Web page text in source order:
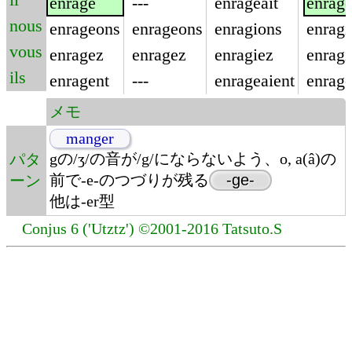
nous
vous
ils
enrageons
enragez
enragent
enrageons
enragez
---
enragions
enragiez
enrageaient
メモ
パタ
ーン
manger
gの/ʒ/の音が/g/にならないよう、o, a(â)の
前で-e-のつづりが残る
-ge-
他は-er型
Conjus 6 ('Utztz') ©2001-2016 Tatsuto.S